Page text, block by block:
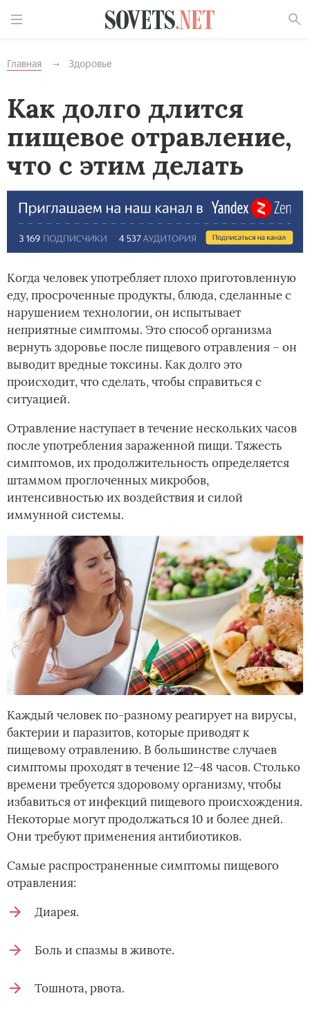
Главная Здоровье
Как долго длится
пищевое отравление,
что с этим делать
Когда человек употребляет плохо приготовленную
еду, просроченные продукты, блюда, сделанные с
нарушением технологии, он испытывает
неприятные симптомы. Это способ организма
вернуть здоровье после пищевого отравления – он
выводит вредные токсины. Как долго это
происходит, что сделать, чтобы справиться с
ситуацией.
Отравление наступает в течение нескольких часов
после употребления зараженной пищи. Тяжесть
симптомов, их продолжительность определяется
штаммом проглоченных микробов,
интенсивностью их воздействия и силой
иммунной системы.
Каждый человек по-разному реагирует на вирусы,
бактерии и паразитов, которые приводят к
пищевому отравлению. В большинстве случаев
симптомы проходят в течение 12–48 часов. Столько
времени требуется здоровому организму, чтобы
избавиться от инфекций пищевого происхождения.
Некоторые могут продолжаться 10 и более дней.
Они требуют применения антибиотиков.
Самые распространенные симптомы пищевого
отравления:
Диарея.
Боль и спазмы в животе.
Тошнота, рвота.